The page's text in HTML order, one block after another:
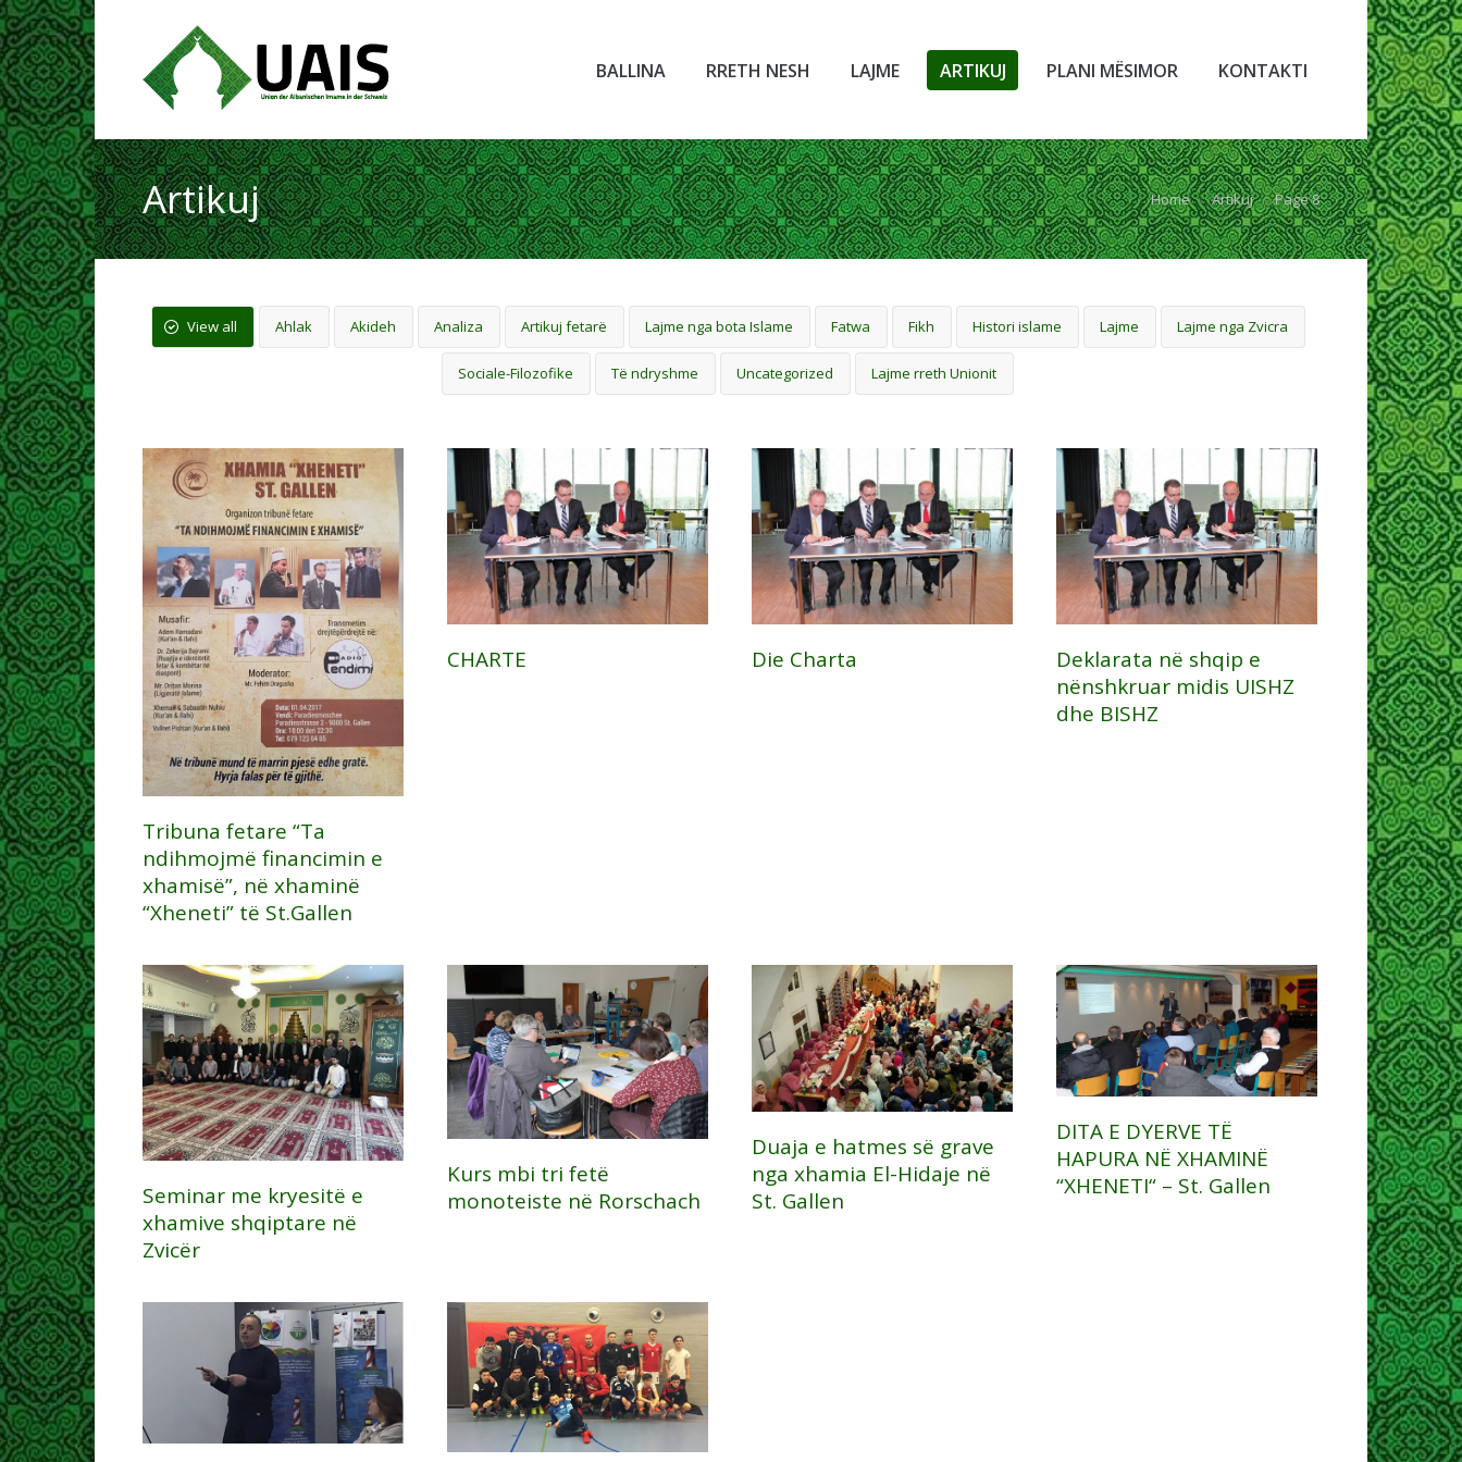
BALLINA RRETH NESH LAJME ARTIKUJ PLANI MËSIMOR KONTAKTI
Artikuj You are here: Home Artikuj Page 8
View all Ahlak Akideh Analiza Artikuj fetarë Lajme nga bota Islame Fatwa Fikh Histori islame Lajme Lajme nga Zvicra
Sociale-Filozofike Të ndryshme Uncategorized Lajme rreth Unionit
Tribuna fetare “Ta
ndihmojmë financimin e
xhamisë”, në xhaminë
“Xheneti” të St.Gallen
CHARTE Die Charta
Deklarata në shqip e
nënshkruar midis UISHZ
dhe BISHZ
Seminar me kryesitë e
xhamive shqiptare në
Zvicër
Kurs mbi tri fetë
monoteiste në Rorschach
Duaja e hatmes së grave
nga xhamia El-Hidaje në
St. Gallen
DITA E DYERVE TË
HAPURA NË XHAMINË
“XHENETI“ – St. Gallen